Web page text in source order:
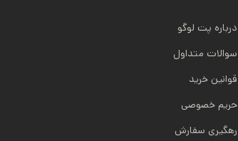
درباره پت لوگو
سوالات متداول
قوانین خرید
حریم خصوصی
رهگیری سفارش